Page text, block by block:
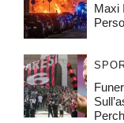
Maxi